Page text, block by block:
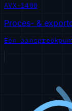
AVX-1400
Proces- &
Eén